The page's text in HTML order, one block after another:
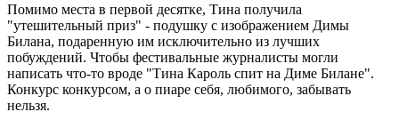
Помимо места в первой десятке, Тина получила
"утешительный приз" - подушку с изображением Димы
Билана, подаренную им исключительно из лучших
побуждений. Чтобы фестивальные журналисты могли
написать что-то вроде "Тина Кароль спит на Диме Билане".
Конкурс конкурсом, а о пиаре себя, любимого, забывать
нельзя.